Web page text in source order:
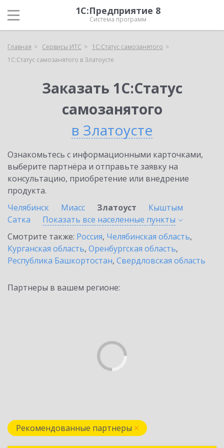
1С:Предприятие 8
Система программ
Главная Сервисы ИТС
1С:Статус самозанятого
1С:Статус самозанятого в Златоусте
Заказать 1С:Статус
самозанятого
в Златоусте
Ознакомьтесь с информационными карточками,
выберите партнёра и отправьте заявку на
консультацию, приобретение или внедрение
продукта.
Челябинск
Миасс Златоуст
Кыштым
Сатка
Показать все населенные пункты
Смотрите также: Россия, Челябинская область,
Курганская область, Оренбургская область,
Республика Башкортостан, Свердловская область
Партнеры в вашем регионе:
Рекомендованные партнеры